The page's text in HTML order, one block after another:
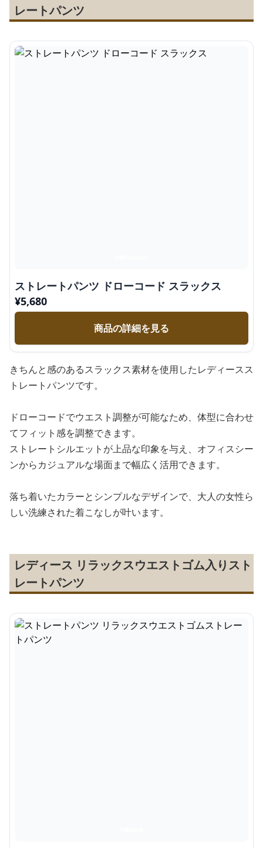
レートパンツ
ストレートパンツ ドローコード スラックス
¥5,680
商品の詳細を見る
きちんと感のあるスラックス素材を使用したレディースス
トレートパンツです。
ドローコードでウエスト調整が可能なため、体型に合わせ
てフィット感を調整できます。
ストレートシルエットが上品な印象を与え、オフィスシー
ンからカジュアルな場面まで幅広く活用できます。
落ち着いたカラーとシンプルなデザインで、大人の女性ら
しい洗練された着こなしが叶います。
レディース リラックスウエストゴム入りスト
レートパンツ